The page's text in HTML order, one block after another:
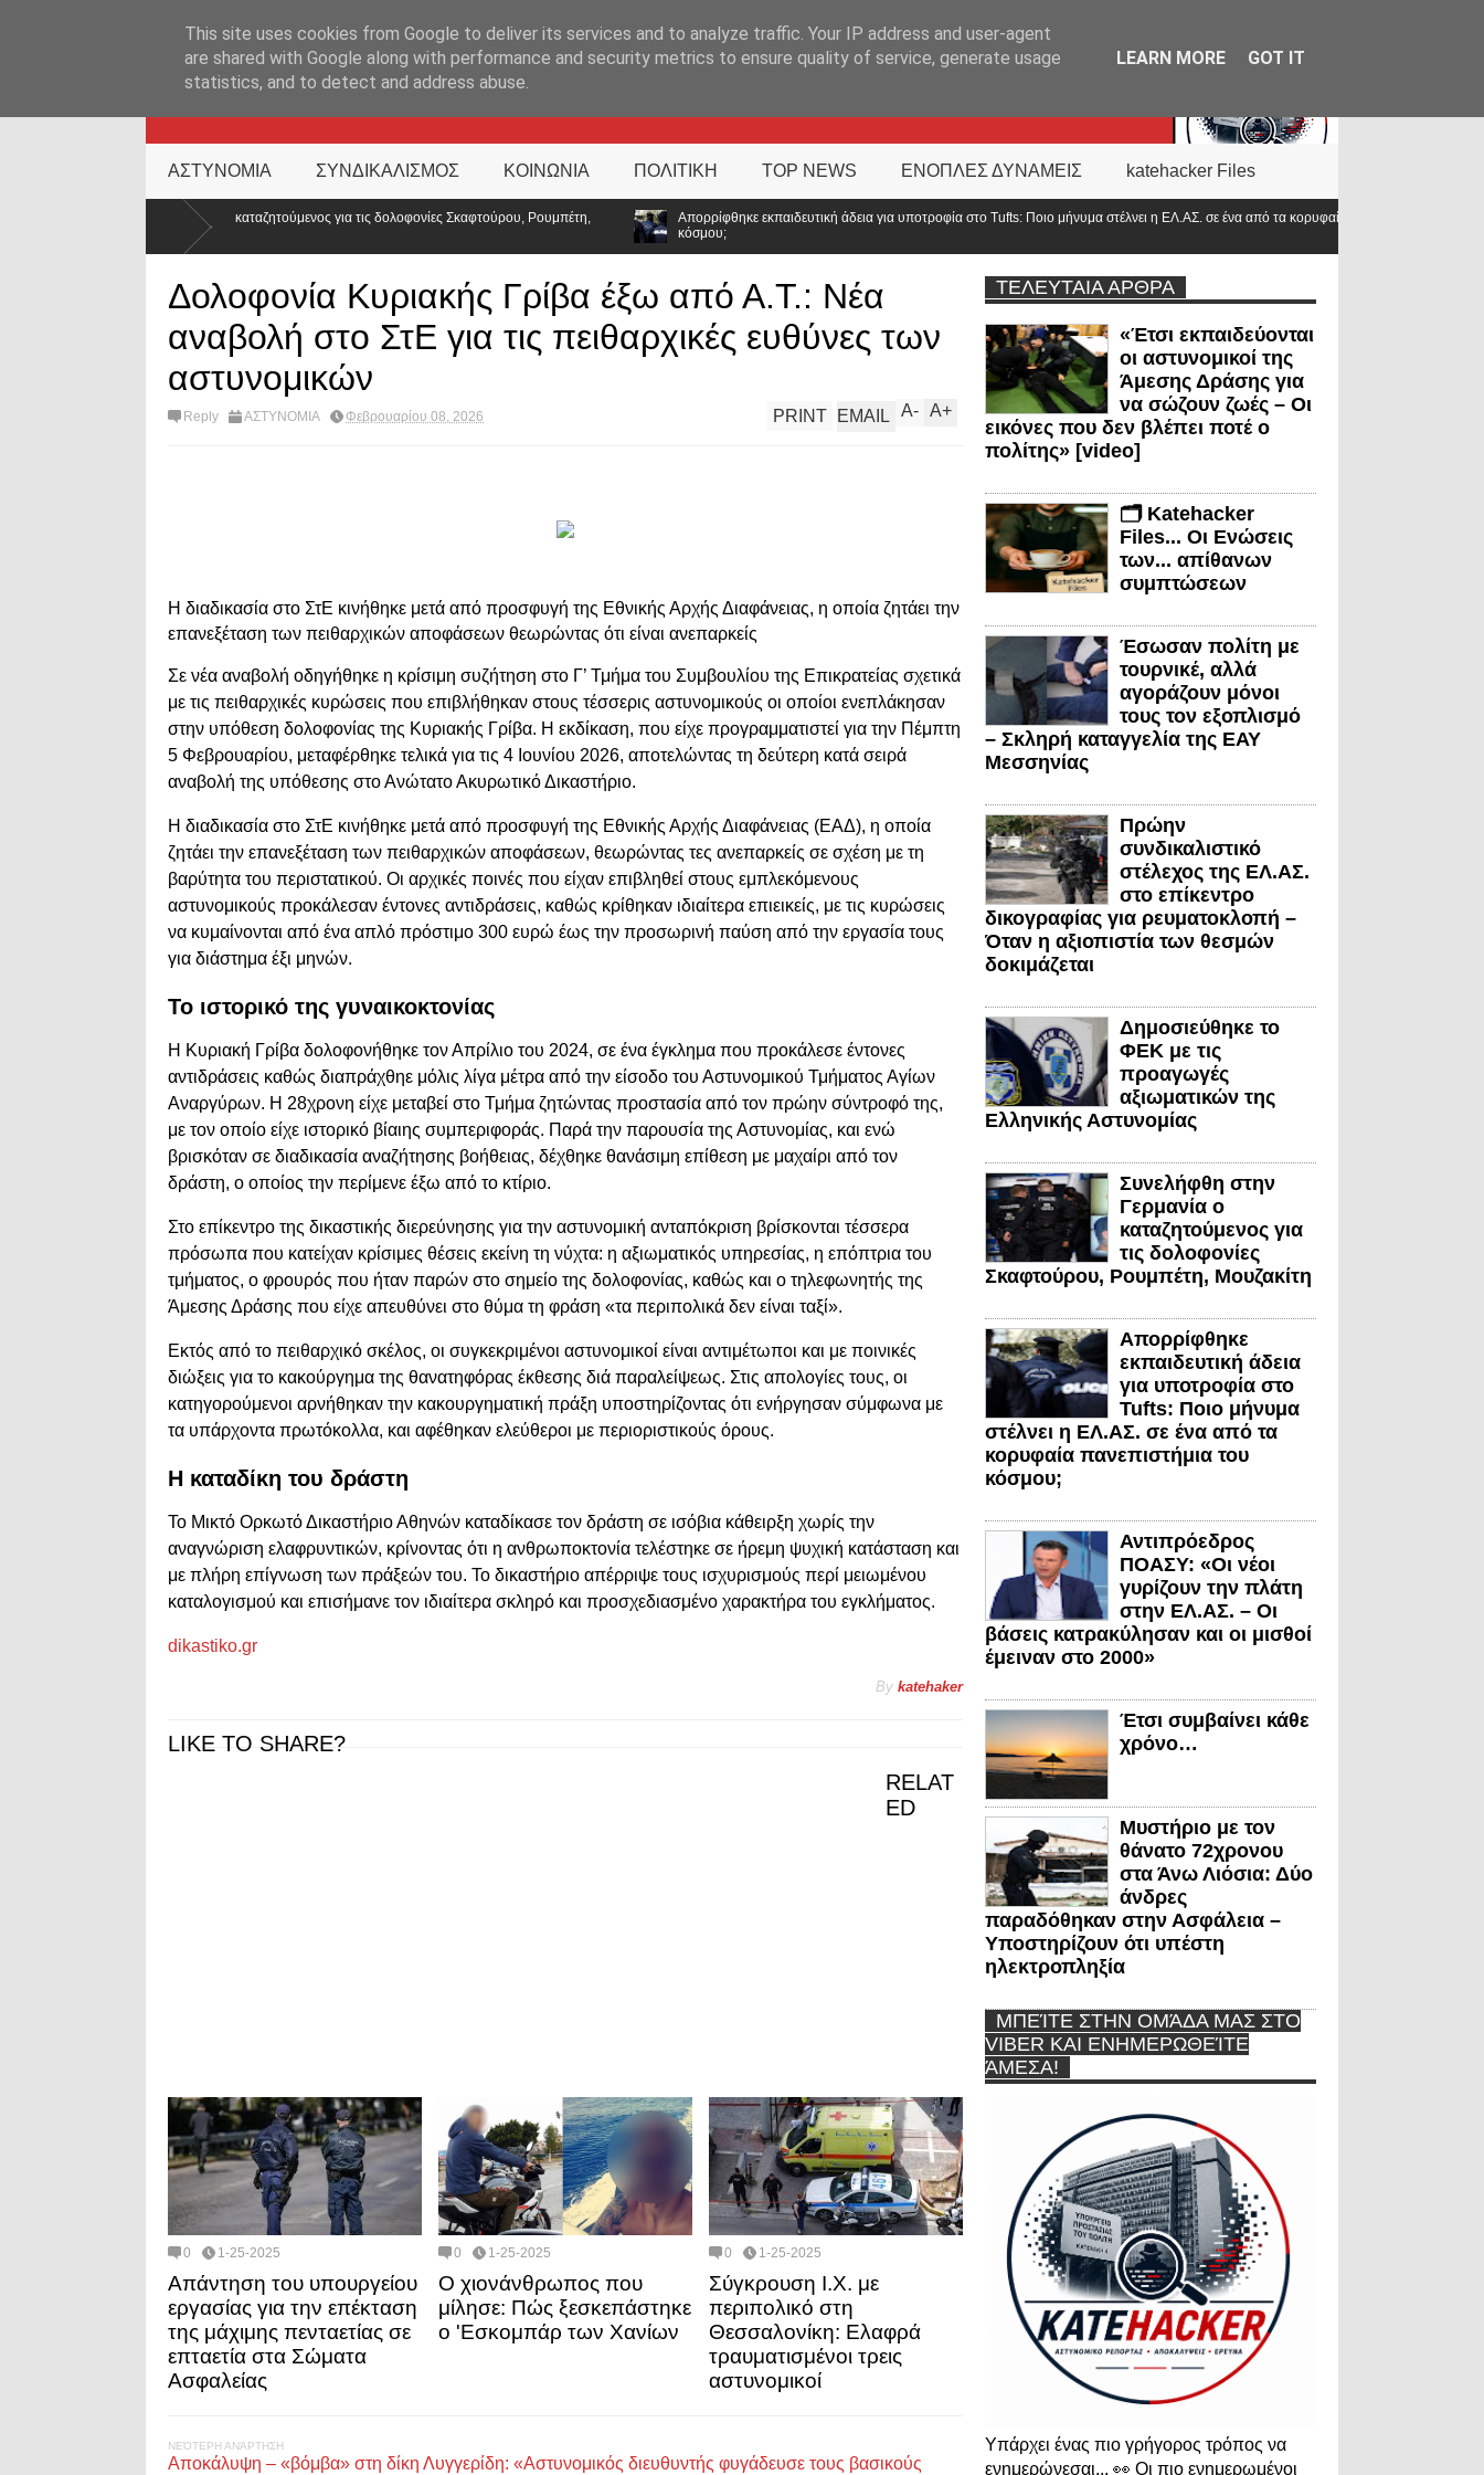
KATEHACKER
ΑΣΤΥΝΟΜΙΑ ΣΥΝΔΙΚΑΛΙΣΜΟΣ ΚΟΙΝΩΝΙΑ ΠΟΛΙΤΙΚΗ TOP NEWS ΕΝΟΠΛΕΣ ΔΥΝΑΜΕΙΣ katehacker Files
ο καταζητούμενος για τις δολοφονίες Σκαφτούρου, Ρουμπέτη,
Απορρίφθηκε εκπαιδευτική άδεια για υποτροφία στο Tufts: Ποιο μήνυμα στέλνει η ΕΛ.ΑΣ. σε ένα από τα κορυφαία πανεπιστήμια του
Δολοφονία Κυριακής Γρίβα έξω από Α.Τ.: Νέα
αναβολή στο ΣτΕ για τις πειθαρχικές ευθύνες των
αστυνομικών
Reply ΑΣΤΥΝΟΜΙΑ Φεβρουαρίου 08, 2026 A+
A-
PRINT EMAIL
Η διαδικασία στο ΣτΕ κινήθηκε μετά από προσφυγή της Εθνικής Αρχής Διαφάνειας, η οποία ζητάει την
επανεξέταση των πειθαρχικών αποφάσεων θεωρώντας ότι είναι ανεπαρκείς
Σε νέα αναβολή οδηγήθηκε η κρίσιμη συζήτηση στο Γ’ Τμήμα του Συμβουλίου της Επικρατείας σχετικά
με τις πειθαρχικές κυρώσεις που επιβλήθηκαν στους τέσσερις αστυνομικούς οι οποίοι ενεπλάκησαν
στην υπόθεση δολοφονίας της Κυριακής Γρίβα. Η εκδίκαση, που είχε προγραμματιστεί για την Πέμπτη
5 Φεβρουαρίου, μεταφέρθηκε τελικά για τις 4 Ιουνίου 2026, αποτελώντας τη δεύτερη κατά σειρά
αναβολή της υπόθεσης στο Ανώτατο Ακυρωτικό Δικαστήριο.
Η διαδικασία στο ΣτΕ κινήθηκε μετά από προσφυγή της Εθνικής Αρχής Διαφάνειας (ΕΑΔ), η οποία
ζητάει την επανεξέταση των πειθαρχικών αποφάσεων, θεωρώντας τες ανεπαρκείς σε σχέση με τη
βαρύτητα του περιστατικού. Οι αρχικές ποινές που είχαν επιβληθεί στους εμπλεκόμενους
αστυνομικούς προκάλεσαν έντονες αντιδράσεις, καθώς κρίθηκαν ιδιαίτερα επιεικείς, με τις κυρώσεις
να κυμαίνονται από ένα απλό πρόστιμο 300 ευρώ έως την προσωρινή παύση από την εργασία τους
για διάστημα έξι μηνών.
Το ιστορικό της γυναικοκτονίας
Η Κυριακή Γρίβα δολοφονήθηκε τον Απρίλιο του 2024, σε ένα έγκλημα που προκάλεσε έντονες
αντιδράσεις καθώς διαπράχθηε μόλις λίγα μέτρα από την είσοδο του Αστυνομικού Τμήματος Αγίων
Αναργύρων. Η 28χρονη είχε μεταβεί στο Τμήμα ζητώντας προστασία από τον πρώην σύντροφό της,
με τον οποίο είχε ιστορικό βίαιης συμπεριφοράς. Παρά την παρουσία της Αστυνομίας, και ενώ
βρισκόταν σε διαδικασία αναζήτησης βοήθειας, δέχθηκε θανάσιμη επίθεση με μαχαίρι από τον
δράστη, ο οποίος την περίμενε έξω από το κτίριο.
Στο επίκεντρο της δικαστικής διερεύνησης για την αστυνομική ανταπόκριση βρίσκονται τέσσερα
πρόσωπα που κατείχαν κρίσιμες θέσεις εκείνη τη νύχτα: η αξιωματικός υπηρεσίας, η επόπτρια του
τμήματος, ο φρουρός που ήταν παρών στο σημείο της δολοφονίας, καθώς και ο τηλεφωνητής της
Άμεσης Δράσης που είχε απευθύνει στο θύμα τη φράση «τα περιπολικά δεν είναι ταξί».
Εκτός από το πειθαρχικό σκέλος, οι συγκεκριμένοι αστυνομικοί είναι αντιμέτωποι και με ποινικές
διώξεις για το κακούργημα της θανατηφόρας έκθεσης διά παραλείψεως. Στις απολογίες τους, οι
κατηγορούμενοι αρνήθηκαν την κακουργηματική πράξη υποστηρίζοντας ότι ενήργησαν σύμφωνα με
τα υπάρχοντα πρωτόκολλα, και αφέθηκαν ελεύθεροι με περιοριστικούς όρους.
Η καταδίκη του δράστη
Το Μικτό Ορκωτό Δικαστήριο Αθηνών καταδίκασε τον δράστη σε ισόβια κάθειρξη χωρίς την
αναγνώριση ελαφρυντικών, κρίνοντας ότι η ανθρωποκτονία τελέστηκε σε ήρεμη ψυχική κατάσταση και
με πλήρη επίγνωση των πράξεών του. Το δικαστήριο απέρριψε τους ισχυρισμούς περί μειωμένου
καταλογισμού και επισήμανε τον ιδιαίτερα σκληρό και προσχεδιασμένο χαρακτήρα του εγκλήματος.
dikastiko.gr
By katehaker
LIKE TO SHARE?
RELAT
ED
0 1-25-2025
Απάντηση του υπουργείου
εργασίας για την επέκταση
της μάχιμης πενταετίας σε
επταετία στα Σώματα
Ασφαλείας
0 1-25-2025
Ο χιονάνθρωπος που
μίλησε: Πώς ξεσκεπάστηκε
ο 'Εσκομπάρ των Χανίων
0 1-25-2025
Σύγκρουση Ι.Χ. με
περιπολικό στη
Θεσσαλονίκη: Ελαφρά
τραυματισμένοι τρεις
αστυνομικοί
ΝΕΌΤΕΡΗ ΑΝΆΡΤΗΣΗ
Αποκάλυψη – «βόμβα» στη δίκη Λυγγερίδη: «Αστυνομικός διευθυντής φυγάδευσε τους βασικούς
ΤΕΛΕΥΤΑΙΑ ΑΡΘΡΑ
«Έτσι εκπαιδεύονται
οι αστυνομικοί της
Άμεσης Δράσης για
να σώζουν ζωές – Οι
εικόνες που δεν βλέπει ποτέ ο
πολίτης» [video]
🗂️ Katehacker
Files... Οι Ενώσεις
των... απίθανων
συμπτώσεων
Έσωσαν πολίτη με
τουρνικέ, αλλά
αγοράζουν μόνοι
τους τον εξοπλισμό
– Σκληρή καταγγελία της ΕΑΥ
Μεσσηνίας
Πρώην
συνδικαλιστικό
στέλεχος της ΕΛ.ΑΣ.
στο επίκεντρο
δικογραφίας για ρευματοκλοπή –
Όταν η αξιοπιστία των θεσμών
δοκιμάζεται
Δημοσιεύθηκε το
ΦΕΚ με τις
προαγωγές
αξιωματικών της
Ελληνικής Αστυνομίας
Συνελήφθη στην
Γερμανία ο
καταζητούμενος για
τις δολοφονίες
Σκαφτούρου, Ρουμπέτη, Μουζακίτη
Απορρίφθηκε
εκπαιδευτική άδεια
για υποτροφία στο
Tufts: Ποιο μήνυμα
στέλνει η ΕΛ.ΑΣ. σε ένα από τα
κορυφαία πανεπιστήμια του
κόσμου;
Αντιπρόεδρος
ΠΟΑΣΥ: «Οι νέοι
γυρίζουν την πλάτη
στην ΕΛ.ΑΣ. – Οι
βάσεις κατρακύλησαν και οι μισθοί
έμειναν στο 2000»
Έτσι συμβαίνει κάθε
χρόνο…
Μυστήριο με τον
θάνατο 72χρονου
στα Άνω Λιόσια: Δύο
άνδρες
παραδόθηκαν στην Ασφάλεια –
Υποστηρίζουν ότι υπέστη
ηλεκτροπληξία
ΜΠΕΊΤΕ ΣΤΗΝ ΟΜΆΔΑ ΜΑΣ ΣΤΟ
VIBER ΚΑΙ ΕΝΗΜΕΡΩΘΕΊΤΕ
ΆΜΕΣΑ!
Υπάρχει ένας πιο γρήγορος τρόπος να
ενημερώνεσαι... 👀 Οι πιο ενημερωμένοι
This site uses cookies from Google to deliver its services and to analyze traffic. Your IP address and user-agent
are shared with Google along with performance and security metrics to ensure quality of service, generate usage
statistics, and to detect and address abuse.
LEARN MORE GOT IT